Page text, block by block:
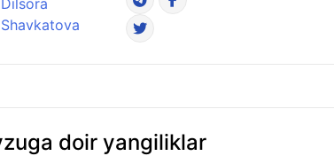
Dilsora
Shavkatova
doir yangiliklar